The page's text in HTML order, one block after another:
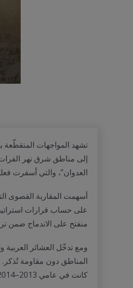
العدوان”، والتي أسفرت
على حساب قرارات
منفتح على الاندماج ضمن
ومع تدخّل العشائر
كانت في عامي 2013–2014. وأخيرًا، أعلنت قوات الصناديد، التابعة لعشيرة شمر، وهي حليف قديم لـ قسد، ولاءها لدمشق، وسيطرت على معبر اليعربية الحدودي.